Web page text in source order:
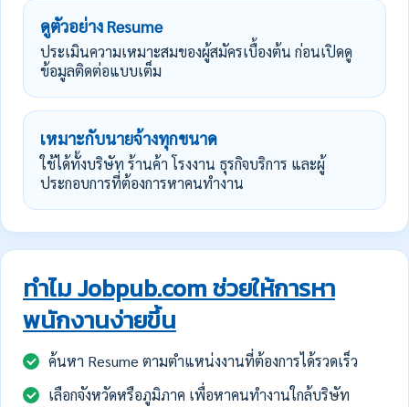
ดูตัวอย่าง Resume
ประเมินความเหมาะสมของผู้สมัครเบื้องต้น ก่อนเปิดดู
ข้อมูลติดต่อแบบเต็ม
เหมาะกับนายจ้างทุกขนาด
ใช้ได้ทั้งบริษัท ร้านค้า โรงงาน ธุรกิจบริการ และผู้
ประกอบการที่ต้องการหาคนทำงาน
ทำไม Jobpub.com ช่วยให้การหา
พนักงานง่ายขึ้น
ค้นหา Resume ตามตำแหน่งงานที่ต้องการได้รวดเร็ว
เลือกจังหวัดหรือภูมิภาค เพื่อหาคนทำงานใกล้บริษัท